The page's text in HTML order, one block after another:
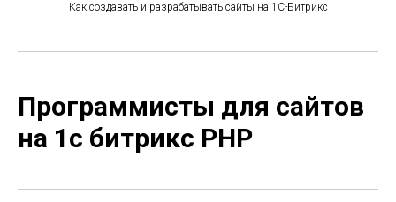
Как создавать и разрабатывать сайты на 1С-Битрикс
Программисты для сайтов
на 1с битрикс PHP